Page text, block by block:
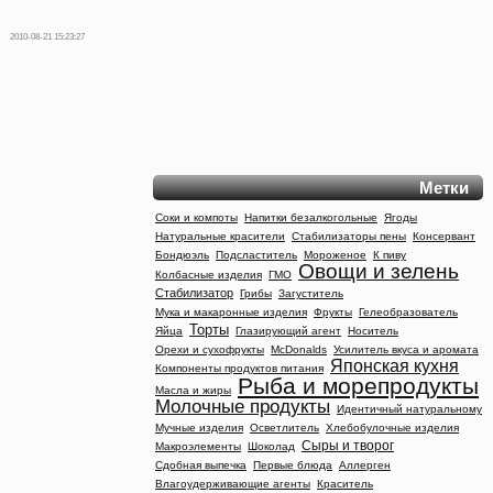
Метки
Соки и компоты Напитки безалкогольные
Ягоды
Натуральные красители
Стабилизаторы пены Консервант
Бондюэль Подсластитель Мороженое
К пиву
Колбасные изделия ГМО Овощи и зелень
Стабилизатор Грибы Загуститель
Мука и макаронные изделия Фрукты Гелеобразователь
Яйца
Торты Глазирующий агент Носитель
Орехи и сухофрукты McDonalds Усилитель вкуса и аромата
Компоненты продуктов питания
Японская кухня
Масла и жиры Рыба и морепродукты
Молочные продукты
Идентичный натуральному
Мучные изделия Осветлитель Хлебобулочные изделия
Макроэлементы Шоколад Сыры и творог
Сдобная выпечка Первые блюда
Аллерген
Влагоудерживающие агенты Краситель
2010-08-21 15:23:27